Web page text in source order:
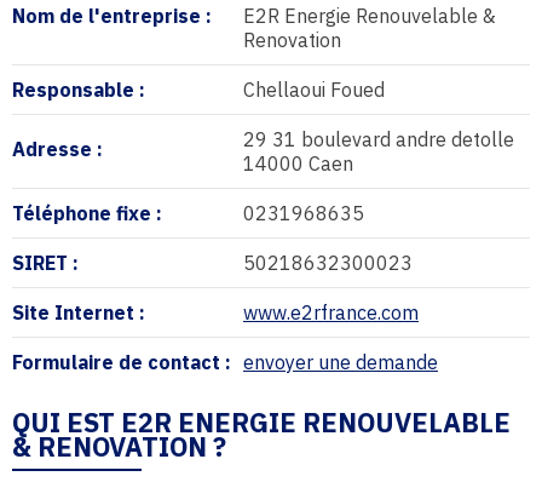
Nom de l'entreprise :
E2R Energie Renouvelable &
Renovation
Responsable : Chellaoui Foued
Adresse :
29 31 boulevard andre detolle
14000 Caen
Téléphone fixe : 0231968635
SIRET : 50218632300023
Site Internet : www.e2rfrance.com
Formulaire de contact : envoyer une demande
QUI EST E2R ENERGIE RENOUVELABLE
& RENOVATION ?